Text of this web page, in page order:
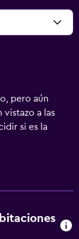
pero aún
vistazo a las
si es la